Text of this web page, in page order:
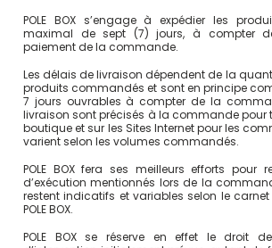
POLE BOX s’engage à expédier les
maximal de sept (7) jours, à compter
paiement de la commande.
Les délais de livraison dépendent de la
produits commandés et sont en principe
7 jours ouvrables à compter de la
livraison sont précisés à la commande pour
boutique et sur les Sites Internet pour les
varient selon les volumes commandés.
POLE BOX fera ses meilleurs efforts pour
d’exécution mentionnés lors de la
restent indicatifs et variables selon le
POLE BOX.
POLE BOX se réserve en effet le droit